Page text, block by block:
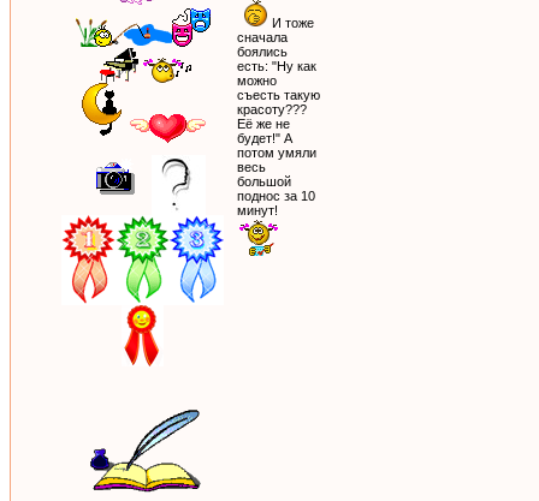
И тоже
сначала
боялись
есть: "Ну как
можно
съесть такую
красоту???
Её же не
будет!" А
потом умяли
весь
большой
поднос за 10
минут!